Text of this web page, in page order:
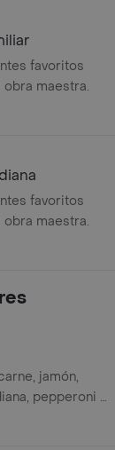
favoritos
maestra.
favoritos
maestra.
jamón,
pepperoni y